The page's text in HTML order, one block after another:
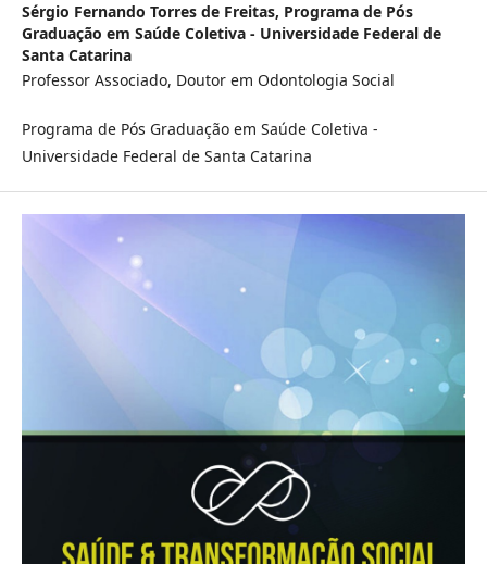
Sérgio Fernando Torres de Freitas, Programa de Pós
Graduação em Saúde Coletiva - Universidade Federal de
Santa Catarina
Professor Associado, Doutor em Odontologia Social
Programa de Pós Graduação em Saúde Coletiva -
Universidade Federal de Santa Catarina